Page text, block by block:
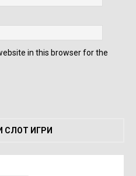
in this browser for the
СЛОТ ИГРИ